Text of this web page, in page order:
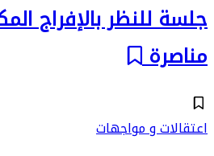
جلسة للنظر بالإفراج
مناصرة
اعتقالات و مواجهات